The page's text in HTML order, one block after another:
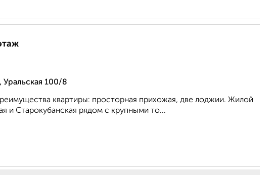
100/8
квартиры: просторная прихожая, две лоджии. Жилой
и Старокубанская рядом с крупными то...